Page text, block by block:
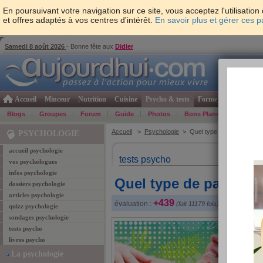
En poursuivant votre navigation sur ce site, vous acceptez
et offres adaptés à vos centres d'intérêt. En savoir plus et gérer ces
Samedi 8 août 2026 - Bonne fête aux Didier
Accueil Minceur Nutrition Cuisine Psycho & tests Forme & santé
Blogs Groupes Forum Guide Photos Bons Plans
PSYCHOLOGIE
accueil psychologie
vos psychologues
infos psychologie
dossiers psychologie
articles psychologie
quizz psychologie
sondages psychologie
tests psycho
livres psycho
La psychologie
Accueil > Psychologie > Quel type de parent êtes-
tests psycho
Quel type de parent
évaluation : +439 (fait 11179 fois)